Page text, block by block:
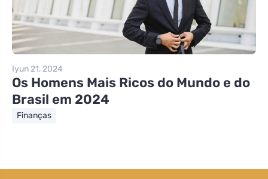
Iyun 21, 2024
Os Homens Mais Ricos do Mundo e do
Brasil em 2024
Finanças